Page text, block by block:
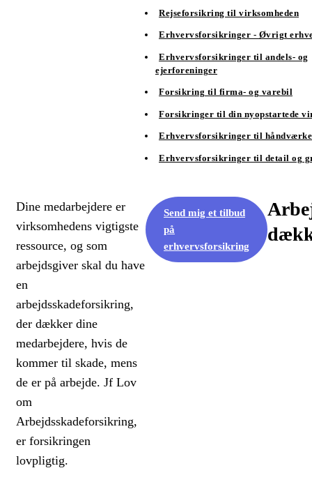
Rejseforsikring til virksomheden
Erhvervsforsikringer - Øvrigt
Erhvervsforsikringer til andels- og
ejerforeninger
Forsikring til firma- og varebil
Forsikringer til din nyopstartede
Erhvervsforsikringer til
Erhvervsforsikringer til detail og
Dine medarbejdere er
virksomhedens vigtigste
ressource, og som
arbejdsgiver skal du have
en
arbejdsskadeforsikring,
der dækker dine
medarbejdere, hvis de
kommer til skade, mens
de er på arbejde. Jf Lov
om
Arbejdsskadeforsikring,
er forsikringen
lovpligtig.
Send mig et tilbud
på
erhvervsforsikring